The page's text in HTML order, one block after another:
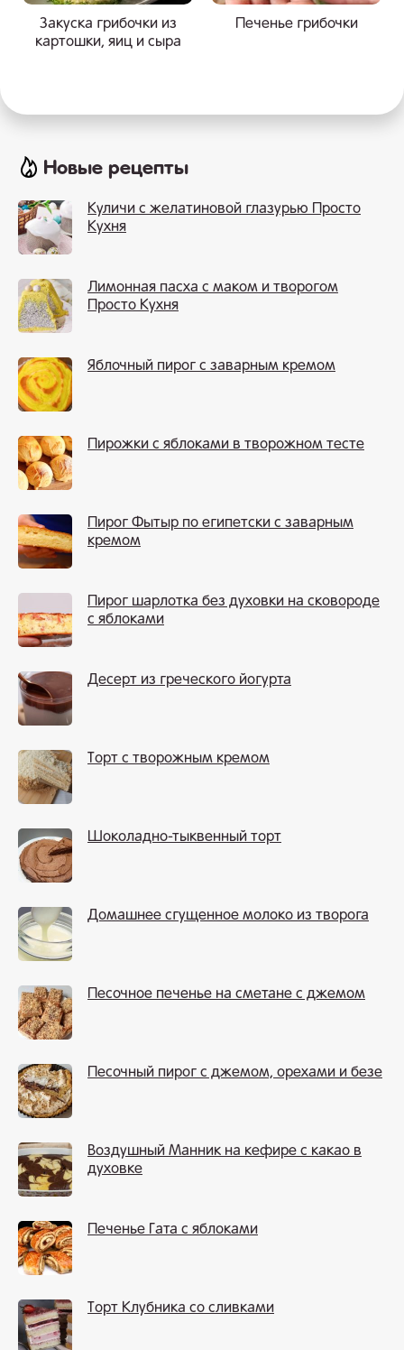
Закуска грибочки из
картошки, яиц и сыра
Печенье грибочки
Новые рецепты
Куличи с желатиновой глазурью Просто
Кухня
Лимонная пасха с маком и творогом
Просто Кухня
Яблочный пирог с заварным кремом
Пирожки с яблоками в творожном тесте
Пирог Фытыр по египетски с заварным
кремом
Пирог шарлотка без духовки на сковороде
с яблоками
Десерт из греческого йогурта
Торт с творожным кремом
Шоколадно-тыквенный торт
Домашнее сгущенное молоко из творога
Песочное печенье на сметане с джемом
Песочный пирог с джемом, орехами и безе
Воздушный Манник на кефире с какао в
духовке
Печенье Гата с яблоками
Торт Клубника со сливками